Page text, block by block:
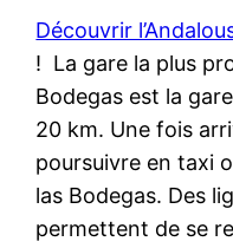
Découvrir
! La gare la plus
Bodegas est la
20 km. Une fois
poursuivre en taxi
las Bodegas. Des
permettent de se